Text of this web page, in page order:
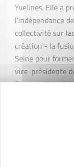
Yvelines. Elle a
l’indépendance
collectivité sur
création - la
Seine pour
vice-présidente
France, elle